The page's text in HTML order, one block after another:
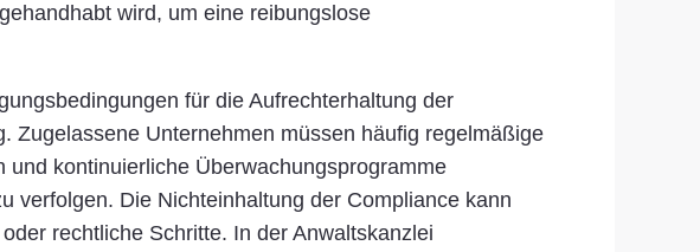
wird, um eine reibungslose
für die Aufrechterhaltung der
Zugelassene Unternehmen müssen häufig regelmäßige
kontinuierliche Überwachungsprogramme
verfolgen. Die Nichteinhaltung der Compliance kann
rechtliche Schritte. In der Anwaltskanzlei